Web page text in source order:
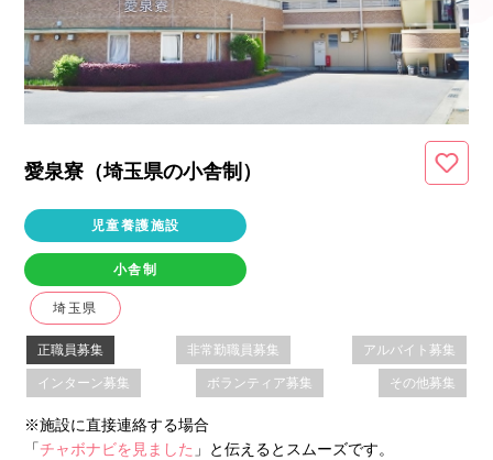
愛泉寮（埼玉県の小舎制 ）
児童養護施設
小舎制
埼玉県
正職員募集 非常勤職員募集 アルバイト募集
インターン募集 ボランティア募集 その他募集
※施設に直接連絡する場合
「チャボナビを見ました 」と伝えるとスムーズです。